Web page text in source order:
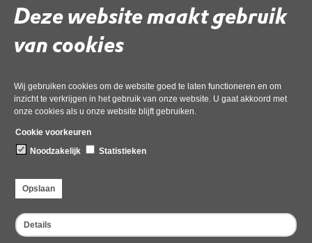
Deze website maakt gebruik
van cookies
Wij gebruiken cookies om de website goed te laten functioneren en om
inzicht te verkrijgen in het gebruik van onze website. U gaat akkoord met
onze cookies als u onze website blijft gebruiken.
Cookie voorkeuren
Noodzakelijk
Statistieken
Opslaan
Details
3c AB-besluit begroting 2023
01 december 2022, pdf, 105kB
resultaatbestemming 2021
01 december 2022, docx, 128kB
6a.1.
01 december 2022,
1b.2 Bestuurlijk Brief RKC Den Helder voor Bestuursleden
AB Omgevingsdienst NHN